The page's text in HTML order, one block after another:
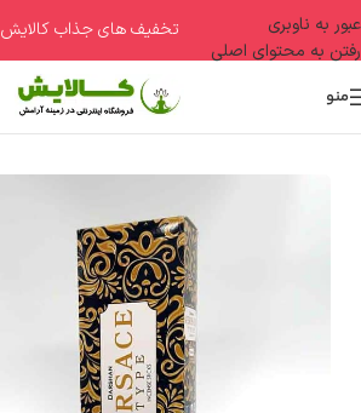
عبور به ناوبری
رفتن به محتوای اصلی
تخفیف های جذاب کالایش
منو
آروماتراپی عود هگزا